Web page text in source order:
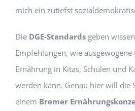
mich ein zutiefst
Die DGE-Standardsgeben
Empfehlungen, wie
Ernährung in Kitas, Schulen und
werden kann. Genau hier will die
einem Bremer